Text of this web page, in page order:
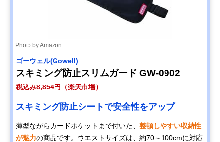
Photo by Amazon
ゴーウェル(Gowell)
スキミング防止スリムガード GW-0902
税込み8,854円（楽天市場）
スキミング防止シートで安全性をアップ
薄型ながらカードポケットまで付いた、 整頓しやすい収納性
が魅力の商品です。ウエストサイズは、約70～100cmに対応